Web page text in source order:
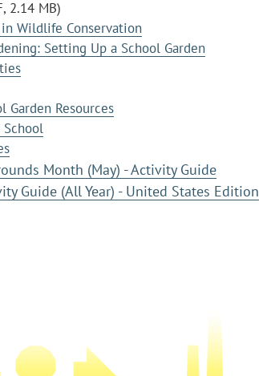
2.14 MB)
Wildlife Conservation
Setting Up a School Garden
Garden Resources
Month (May) - Activity Guide
Guide (All Year) - United States Edition